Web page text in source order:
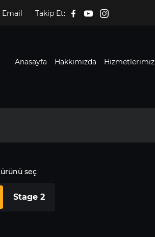
Email Takip Et:
Anasayfa Hakkımızda Hizmetlerimiz
seç
Stage 2